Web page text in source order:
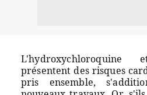
L'hydroxychloroquine
présentent des risques
pris ensemble,